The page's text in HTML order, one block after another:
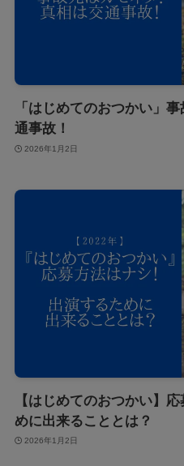
「はじめてのおつかい」
通事故！
2026年1月2日
【はじめてのおつかい】
めに出来ることとは？
2026年1月2日